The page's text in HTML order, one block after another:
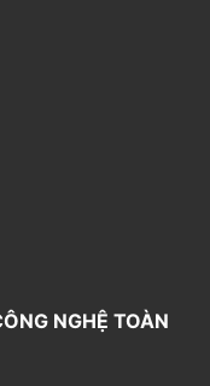
NGHỆ TOÀN